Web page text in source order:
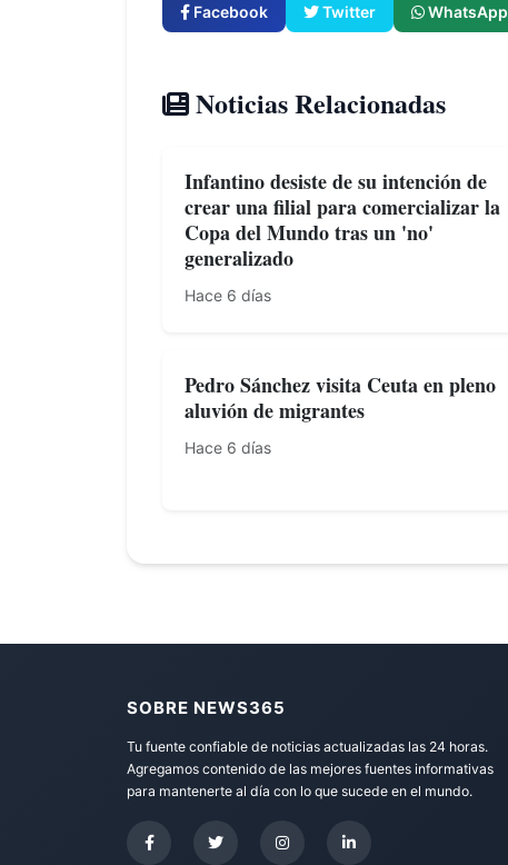
Facebook Twitter WhatsApp
Noticias Relacionadas
Infantino desiste de su intención de
crear una filial para comercializar la
Copa del Mundo tras un 'no'
generalizado
Hace 6 días
Pedro Sánchez visita Ceuta en pleno
aluvión de migrantes
Hace 6 días
SOBRE NEWS365
Tu fuente confiable de noticias actualizadas las 24 horas.
Agregamos contenido de las mejores fuentes informativas
para mantenerte al día con lo que sucede en el mundo.